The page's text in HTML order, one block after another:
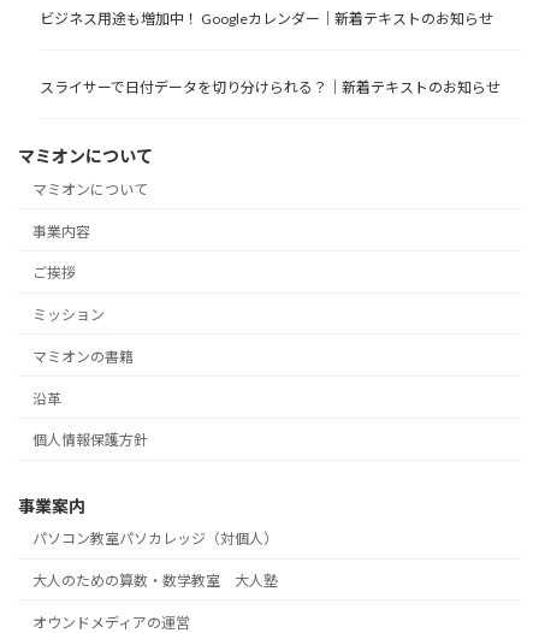
ビジネス用途も増加中！ Googleカレンダー｜新着テキストのお知らせ
スライサーで日付データを切り分けられる？｜新着テキストのお知らせ
マミオンについて
マミオンについて
事業内容
ご挨拶
ミッション
マミオンの書籍
沿革
個人情報保護方針
事業案内
パソコン教室パソカレッジ（対個人）
大人のための算数・数学教室 大人塾
オウンドメディアの運営